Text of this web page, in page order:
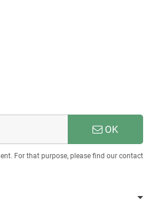
OK
For that purpose, please find our contact